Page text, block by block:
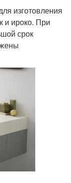
под
изготовления
и ироко. При
срок